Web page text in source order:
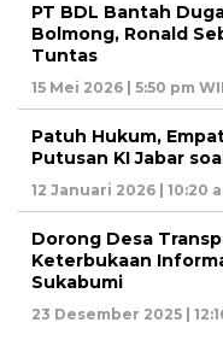
PT BDL Bantah
Bolmong, Ronald
Tuntas
15 Mei 2026 | 5:50 pm
Patuh Hukum,
Putusan KI Jabar
12 Januari 2026 | 10:20
Dorong Desa
Keterbukaan
Sukabumi
23 Desember 2025 |